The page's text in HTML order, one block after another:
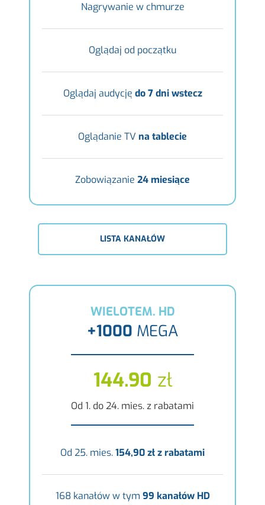
Nagrywanie w chmurze
Oglądaj od początku
Oglądaj audycję do 7 dni wstecz
Oglądanie TV na tablecie
Zobowiązanie 24 miesiące
LISTA KANAŁÓW
WIELOTEM. HD
+1000 MEGA
144.90 zł
Od 1. do 24. mies. z rabatami
Od 25. mies.154,90 zł z rabatami
168 kanałów w tym 99 kanałów HD